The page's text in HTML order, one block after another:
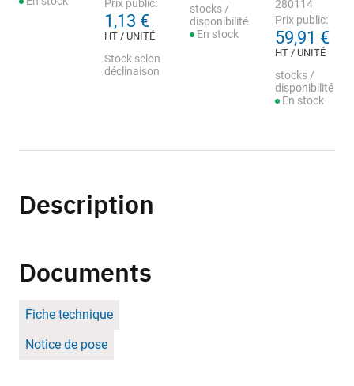
Prix public:
1,13 €
HT / UNITÉ
Stock selon
déclinaison
stocks /
disponibilité
En stock
280114
Prix public:
59,91 €
HT / UNITÉ
stocks /
disponibilité
En stock
Description
Documents
Fiche technique
Notice de pose